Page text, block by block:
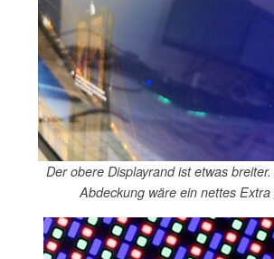
Der obere Displayrand ist etwas
Abdeckung wäre ein nettes